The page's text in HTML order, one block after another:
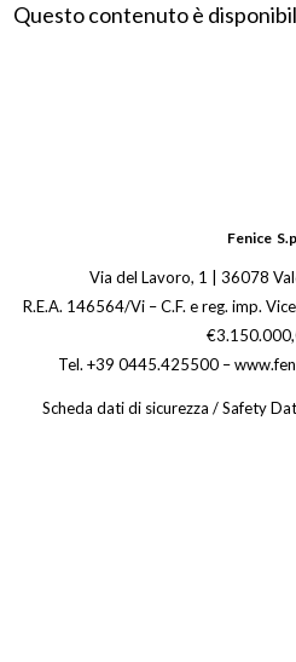
Questo contenuto è
Fenice
Via del Lavoro, 1 | 36078
R.E.A. 146564/Vi – C.F. e reg. imp.
Tel. +39 0445.425500 –
Scheda dati di sicurezza / Safety